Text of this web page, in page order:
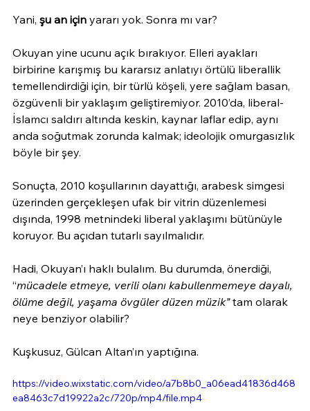
Yani, şu an için yararı yok. Sonra mı var?
Okuyan yine ucunu açık bırakıyor. Elleri ayakları
birbirine karışmış bu kararsız anlatıyı örtülü liberallik
temellendirdiği için, bir türlü köşeli, yere sağlam basan,
özgüvenli bir yaklaşım geliştiremiyor. 2010’da, liberal-
İslamcı saldırı altında keskin, kaynar laflar edip, aynı
anda soğutmak zorunda kalmak; ideolojik omurgasızlık
böyle bir şey.
Sonuçta, 2010 koşullarının dayattığı, arabesk simgesi
üzerinden gerçekleşen ufak bir vitrin düzenlemesi
dışında, 1998 metnindeki liberal yaklaşımı bütünüyle
koruyor. Bu açıdan tutarlı sayılmalıdır.
Hadi, Okuyan’ı haklı bulalım. Bu durumda, önerdiği,
“mücadele etmeye, verili olanı kabullenmemeye dayalı,
ölüme değil, yaşama övgüler düzen müzik” tam olarak
neye benziyor olabilir?
Kuşkusuz, Gülcan Altan’ın yaptığına.
https://video.wixstatic.com/video/a7b8b0_a06ead41836d468
ea8463c7d19922a2c/720p/mp4/file.mp4